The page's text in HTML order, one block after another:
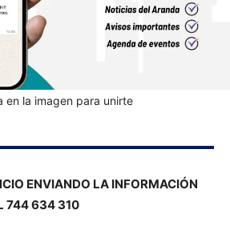
en la imagen para unirte
ENVIANDO LA INFORMACIÓN
744 634 310